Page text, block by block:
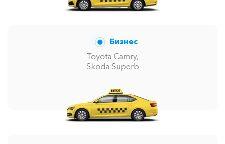
Бизнес
Toyota Camry,
Skoda Superb